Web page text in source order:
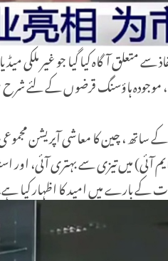
پیکیج کے منظم نفاذ سے متعلق آگاہ
موجودہ ہاؤسنگ قرضوں کے لئے
، چین کا معاشی آپریشن
میں تیزی سے بہتری آئی، اور
کے بارے میں امید کا اظہار